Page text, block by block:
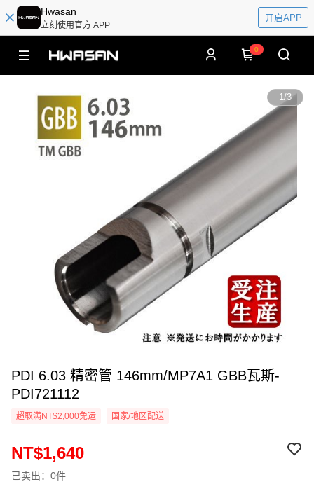
Hwasan
立刻使用官方 APP
开启APP
0
1/3
PDI 6.03 精密管 146mm/MP7A1 GBB瓦斯-
PDI721112
超取满NT$2,000免运 国家/地区配送
NT$1,640
已卖出：0件